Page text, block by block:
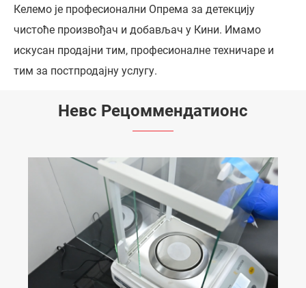
Келемо је професионални Опрема за детекцију
чистоће произвођач и добављач у Кини. Имамо
искусан продајни тим, професионалне техничаре и
тим за постпродајну услугу.
Невс Рецоммендатионс